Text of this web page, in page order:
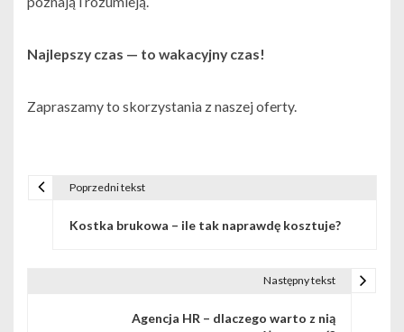
Najlepszy czas — to wakacyjny czas!
Zapraszamy to skorzystania z naszej oferty.
Poprzedni tekst
Kostka brukowa – ile tak naprawdę kosztuje?
Następny tekst
Agencja HR – dlaczego warto z nią